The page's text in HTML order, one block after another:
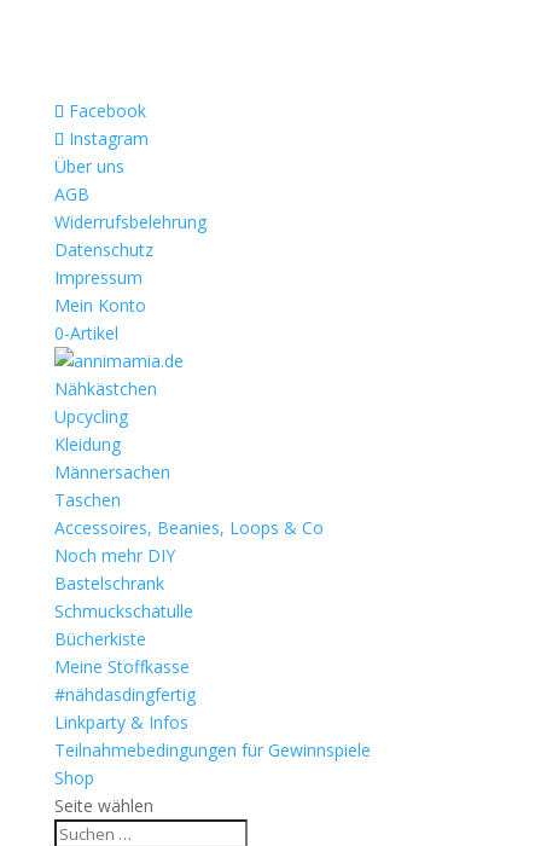
Facebook
Instagram
Über uns
AGB
Widerrufsbelehrung
Datenschutz
Impressum
Mein Konto
0-Artikel
Nähkästchen
Upcycling
Kleidung
Männersachen
Taschen
Accessoires, Beanies, Loops & Co
Noch mehr DIY
Bastelschrank
Schmuckschatulle
Bücherkiste
Meine Stoffkasse
#nähdasdingfertig
Linkparty & Infos
Teilnahmebedingungen für Gewinnspiele
Shop
Seite wählen